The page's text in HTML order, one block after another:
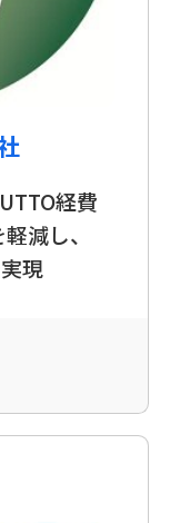
経費
減し、
現